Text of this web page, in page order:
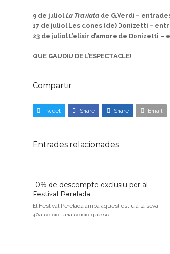
9 de juliolLa Traviata de G.Verdi –
17 de juliol Les dones (de) Donizetti –
23 de juliol L’elisir d’amore de Donizetti –
QUE GAUDIU DE L’ESPECTACLE!
Compartir
Tweet Share Share Email
Entrades relacionades
10% de descompte exclusiu per al
Festival Perelada
El Festival Perelada arriba aquest estiu a la seva
40a edició, una edició que se…